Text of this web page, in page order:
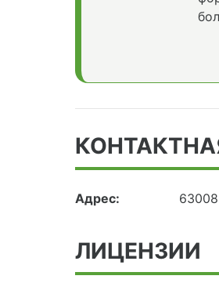
Адрес:
ЛИЦЕНЗИИ